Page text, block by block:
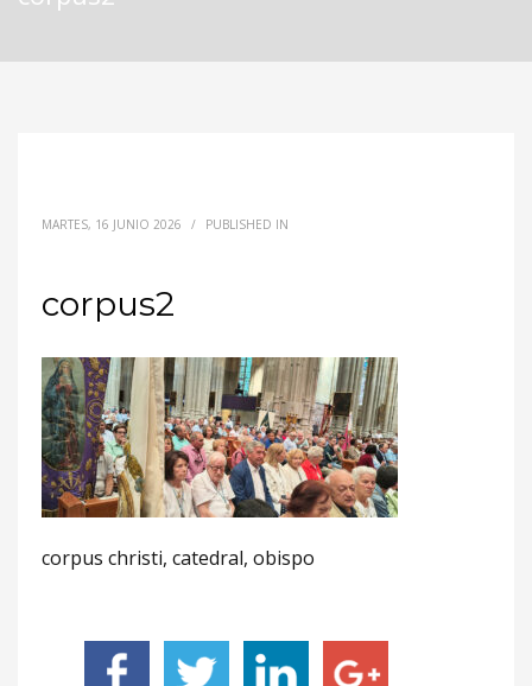
MARTES, 16 JUNIO 2026 / PUBLISHED IN
corpus2
corpus christi, catedral, obispo